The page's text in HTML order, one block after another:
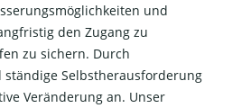
und
den Zugang zu
zu sichern. Durch
Selbstherausforderung
Veränderung an. Unser